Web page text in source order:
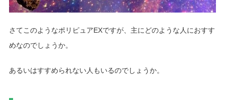
さてこのようなポリピュアEXですが、主にどのような人におすす
めなのでしょうか。
あるいはすすめられない人もいるのでしょうか。